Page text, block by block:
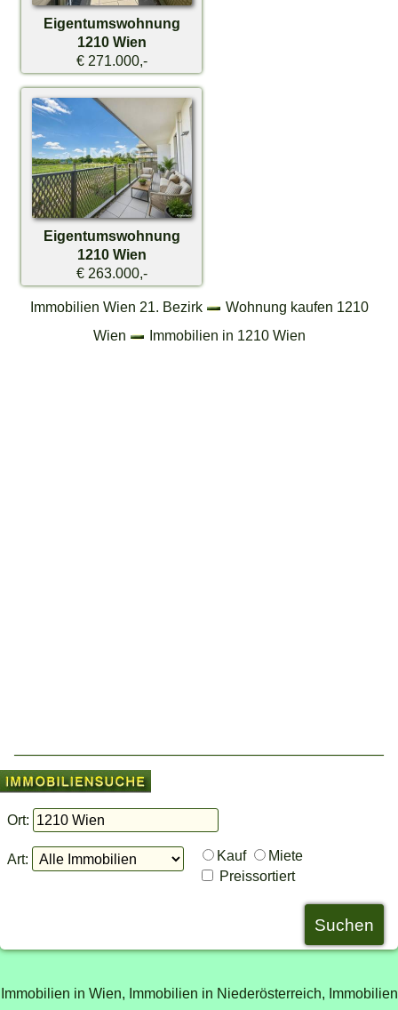
Eigentumswohnung
1210 Wien
€ 271.000,-
Eigentumswohnung
1210 Wien
€ 263.000,-
Immobilien Wien 21. Bezirk
Wohnung kaufen 1210
Wien
Immobilien in 1210 Wien
Ort:
Art: Kauf
Miete
Preissortiert
Immobilien in Wien, Immobilien in Niederösterreich, Immobilien